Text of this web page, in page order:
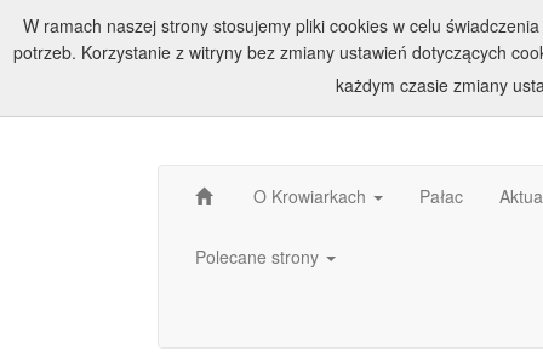
O Krowiarkach Pałac
Polecane strony
W ramach naszej strony stosujemy pliki cookies w celu
potrzeb. Korzystanie z witryny bez zmiany ustawień dotyczących
każdym czasie zmiany